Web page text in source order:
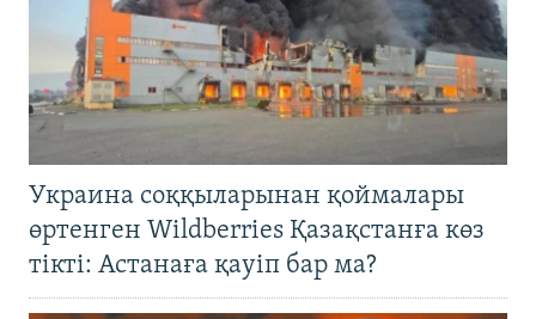
Украина соққыларынан қоймалары
өртенген Wildberries Қазақстанға көз
тікті: Астанаға қауіп бар ма?